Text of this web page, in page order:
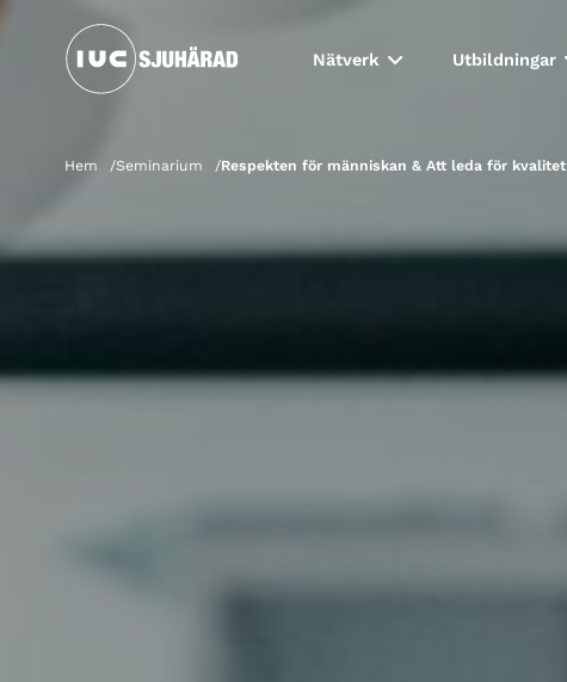
Nätverk Utbildningar
Hem Seminarium Respekten för människan & Att leda för kvalitet